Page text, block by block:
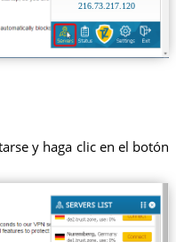
216.73.217.120
y haga clic en el botón